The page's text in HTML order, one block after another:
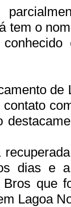
tem o
de
dias e
que
Lagoa